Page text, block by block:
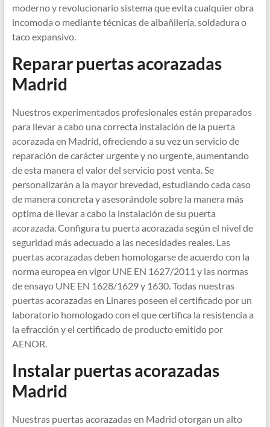
moderno y revolucionario sistema que evita cualquier obra
incomoda o mediante técnicas de albañilería, soldadura o
taco expansivo.
Reparar puertas acorazadas
Madrid
Nuestros experimentados profesionales están preparados
para llevar a cabo una correcta instalación de la puerta
acorazada en Madrid, ofreciendo a su vez un servicio de
reparación de carácter urgente y no urgente, aumentando
de esta manera el valor del servicio post venta. Se
personalizarán a la mayor brevedad, estudiando cada caso
de manera concreta y asesorándole sobre la manera más
optima de llevar a cabo la instalación de su puerta
acorazada. Configura tu puerta acorazada según el nivel de
seguridad más adecuado a las necesidades reales. Las
puertas acorazadas deben homologarse de acuerdo con la
norma europea en vigor UNE EN 1627/2011 y las normas
de ensayo UNE EN 1628/1629 y 1630. Todas nuestras
puertas acorazadas en Linares poseen el certificado por un
laboratorio homologado con el que certifica la resistencia a
la efracción y el certificado de producto emitido por
AENOR.
Instalar puertas acorazadas
Madrid
Nuestras puertas acorazadas en Madrid otorgan un alto